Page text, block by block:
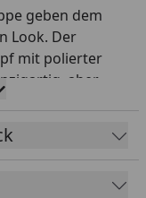
geben dem
Look. Der
mit polierter
aber
kräftig,
Halter. Mit